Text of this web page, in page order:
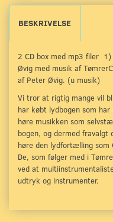
BESKRIVELSE
2 CD box med mp3 filer
Øvig med musik af
af Peter Øvig. (u musik)
Vi tror at rigtig mange vil
har købt lydbogen som
høre musikken som
bogen, og dermed fravalgt
høre den lydfortælling som
De, som følger med i
ved at
udtryk og instrumenter.